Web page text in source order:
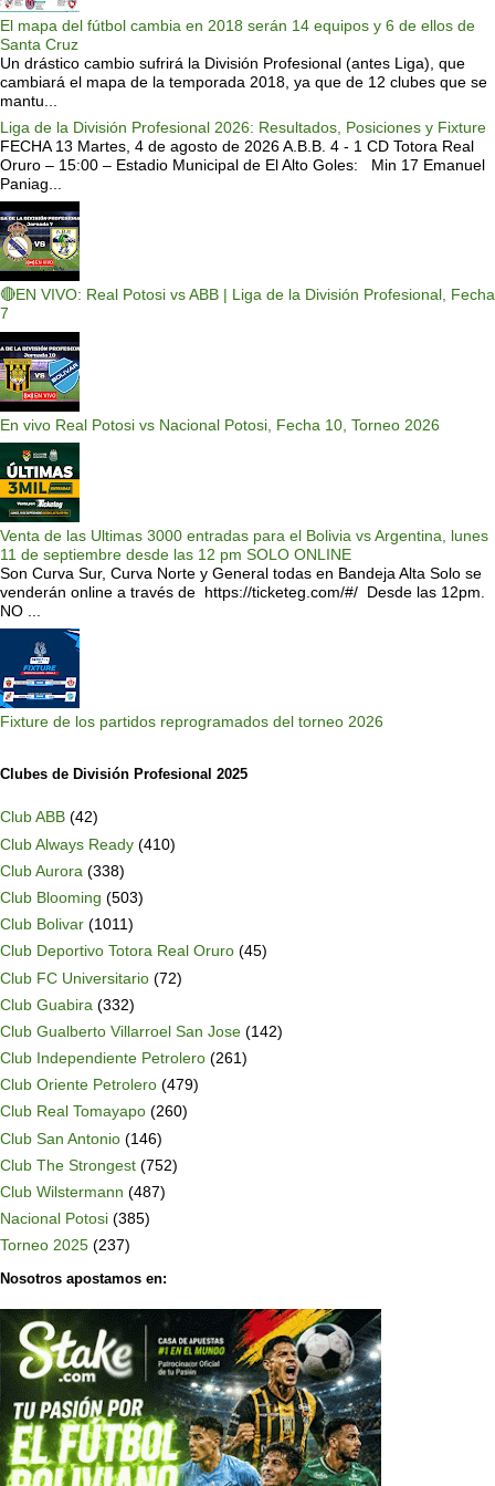
El mapa del fútbol cambia en 2018 serán 14 equipos y 6 de ellos de
Santa Cruz
Un drástico cambio sufrirá la División Profesional (antes Liga), que
cambiará el mapa de la temporada 2018, ya que de 12 clubes que se
mantu...
Liga de la División Profesional 2026: Resultados, Posiciones y Fixture
FECHA 13 Martes, 4 de agosto de 2026 A.B.B. 4 - 1 CD Totora Real
Oruro – 15:00 – Estadio Municipal de El Alto Goles: Min 17 Emanuel
Paniag...
🔴EN VIVO: Real Potosi vs ABB | Liga de la División Profesional, Fecha
7
En vivo Real Potosi vs Nacional Potosi, Fecha 10, Torneo 2026
Venta de las Ultimas 3000 entradas para el Bolivia vs Argentina, lunes
11 de septiembre desde las 12 pm SOLO ONLINE
Son Curva Sur, Curva Norte y General todas en Bandeja Alta Solo se
venderán online a través de https://ticketeg.com/#/ Desde las 12pm.
NO ...
Fixture de los partidos reprogramados del torneo 2026
Clubes de División Profesional 2025
Club ABB (42)
Club Always Ready (410)
Club Aurora (338)
Club Blooming (503)
Club Bolivar (1011)
Club Deportivo Totora Real Oruro (45)
Club FC Universitario (72)
Club Guabira (332)
Club Gualberto Villarroel San Jose (142)
Club Independiente Petrolero (261)
Club Oriente Petrolero (479)
Club Real Tomayapo (260)
Club San Antonio (146)
Club The Strongest (752)
Club Wilstermann (487)
Nacional Potosi (385)
Torneo 2025 (237)
Nosotros apostamos en: